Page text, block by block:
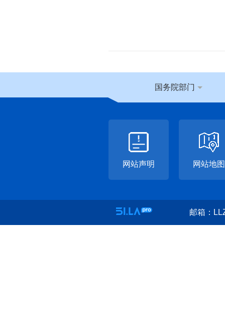
国务院部门
网站声明 网站地图
邮箱：